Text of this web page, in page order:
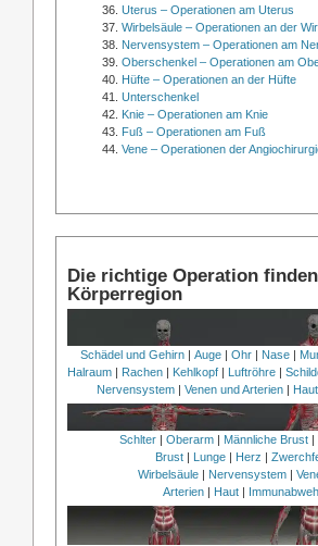
Uterus – Operationen am Uterus
Wirbelsäule – Operationen an der
Nervensystem – Operationen am
Oberschenkel – Operationen am
Hüfte – Operationen an der Hüfte
Unterschenkel
Knie – Operationen am Knie
Fuß – Operationen am Fuß
Vene – Operationen der
Die richtige Operation
Körperregion
Schädel und Gehirn| Auge| Ohr| Nase|
Halraum | Rachen | Kehlkopf | Luftröhre |
Nervensystem | Venen und Arterien | Haut
Schlter| Oberarm| Männliche Brust|
Brust| Lunge| Herz |
Wirbelsäule | Nervensystem |
Arterien | Haut |